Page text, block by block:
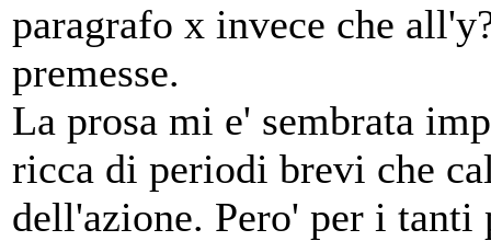
paragrafo x invece che
premesse.
La prosa mi e' sembrata
ricca di periodi brevi che
dell'azione. Pero' per i